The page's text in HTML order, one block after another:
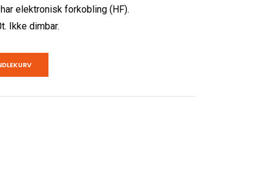
elektronisk forkobling (HF).
Ikke dimbar.